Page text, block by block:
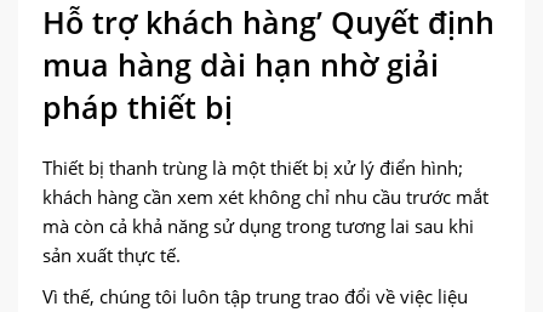
Hỗ trợ khách hàng’ Quyết định
mua hàng dài hạn nhờ giải
pháp thiết bị
Thiết bị thanh trùng là một thiết bị xử lý điển hình;
khách hàng cần xem xét không chỉ nhu cầu trước mắt
mà còn cả khả năng sử dụng trong tương lai sau khi
sản xuất thực tế.
Vì thế, chúng tôi luôn tập trung trao đổi về việc liệu